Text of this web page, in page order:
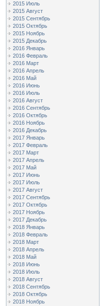
2015 Июль
2015 Август
2015 Сентябрь
2015 Октябрь
2015 Ноябрь
2015 Декабрь
2016 Январь
2016 Февраль
2016 Март
2016 Апрель
2016 Май
2016 Июнь
2016 Июль
2016 Август
2016 Сентябрь
2016 Октябрь
2016 Ноябрь
2016 Декабрь
2017 Январь
2017 Февраль
2017 Март
2017 Апрель
2017 Май
2017 Июнь
2017 Июль
2017 Август
2017 Сентябрь
2017 Октябрь
2017 Ноябрь
2017 Декабрь
2018 Январь
2018 Февраль
2018 Март
2018 Апрель
2018 Май
2018 Июнь
2018 Июль
2018 Август
2018 Сентябрь
2018 Октябрь
2018 Ноябрь